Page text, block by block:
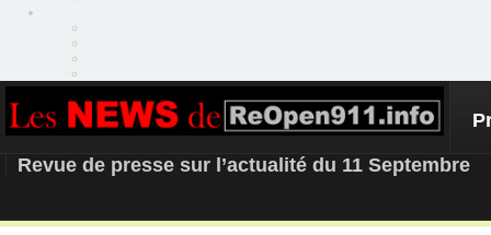
REOPEN911 – NEWS
Revue de presse sur l’actualité du 11 Septembre